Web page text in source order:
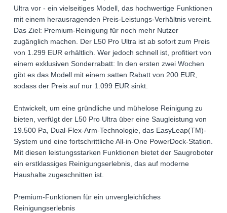
Ultra vor - ein vielseitiges Modell, das hochwertige Funktionen
mit einem herausragenden Preis-Leistungs-Verhältnis vereint.
Das Ziel: Premium-Reinigung für noch mehr Nutzer
zugänglich machen. Der L50 Pro Ultra ist ab sofort zum Preis
von 1.299 EUR erhältlich. Wer jedoch schnell ist, profitiert von
einem exklusiven Sonderrabatt: In den ersten zwei Wochen
gibt es das Modell mit einem satten Rabatt von 200 EUR,
sodass der Preis auf nur 1.099 EUR sinkt.
Entwickelt, um eine gründliche und mühelose Reinigung zu
bieten, verfügt der L50 Pro Ultra über eine Saugleistung von
19.500 Pa, Dual-Flex-Arm-Technologie, das EasyLeap(TM)-
System und eine fortschrittliche All-in-One PowerDock-Station.
Mit diesen leistungsstarken Funktionen bietet der Saugroboter
ein erstklassiges Reinigungserlebnis, das auf moderne
Haushalte zugeschnitten ist.
Premium-Funktionen für ein unvergleichliches
Reinigungserlebnis